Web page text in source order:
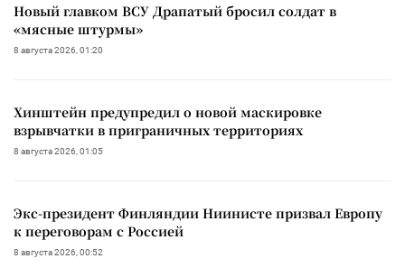
Новый главком ВСУ Драпатый бросил солдат в
«мясные штурмы»
8 августа 2026, 01:20
Хинштейн предупредил о новой маскировке
взрывчатки в приграничных территориях
8 августа 2026, 01:05
Экс-президент Финляндии Ниинисте призвал Европу
к переговорам с Россией
8 августа 2026, 00:52